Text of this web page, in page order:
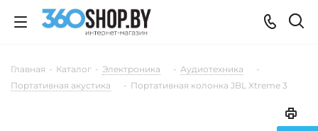
Главная - Каталог - Электроника - Аудиотехника
-
Портативная акустика
- Портативная колонка JBL Xtreme 3